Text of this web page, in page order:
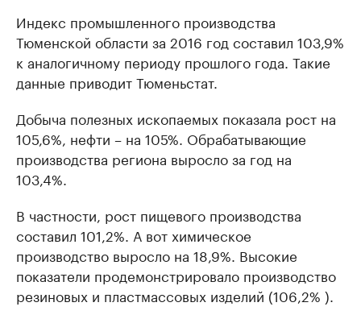
Индекс промышленного производства
Тюменской области за 2016 год составил 103,9%
к аналогичному периоду прошлого года. Такие
данные приводит Тюменьстат.
Добыча полезных ископаемых показала рост на
105,6%, нефти – на 105%. Обрабатывающие
производства региона выросло за год на
103,4%.
В частности, рост пищевого производства
составил 101,2%. А вот химическое
производство выросло на 18,9%. Высокие
показатели продемонстрировало производство
резиновых и пластмассовых изделий (106,2% ).